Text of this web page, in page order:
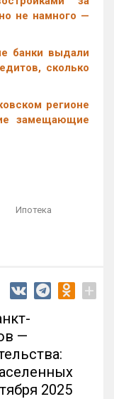
не намного —
банки выдали
сколько
регионе
замещающие
Ипотека
+
—
2025